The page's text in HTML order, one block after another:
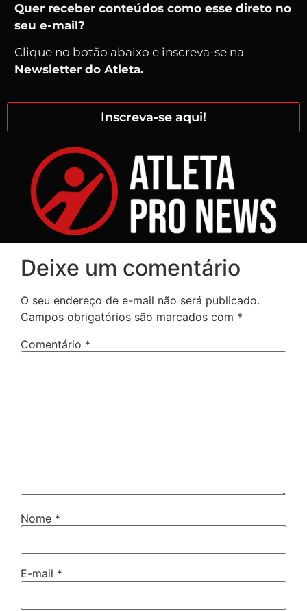
Quer receber conteúdos como esse direto no
seu e-mail?
Clique no botão abaixo e inscreva-se na
Newsletter do Atleta.
Inscreva-se aqui!
Deixe um comentário
O seu endereço de e-mail não será publicado.
Campos obrigatórios são marcados com *
Comentário *
Nome *
E-mail *